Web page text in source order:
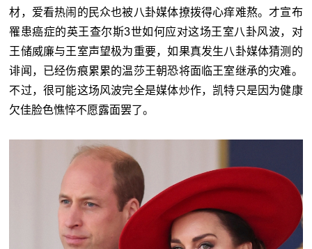
材，爱看热闹的民众也被八卦媒体撩拨得心痒难熬。才宣布
罹患癌症的英王查尔斯3世如何应对这场王室八卦风波，对
王储威廉与王室声望极为重要，如果真发生八卦媒体猜测的
诽闻，已经伤痕累累的温莎王朝恐将面临王室继承的灾难。
不过，很可能这场风波完全是媒体炒作，凯特只是因为健康
欠佳脸色憔悴不愿露面罢了。